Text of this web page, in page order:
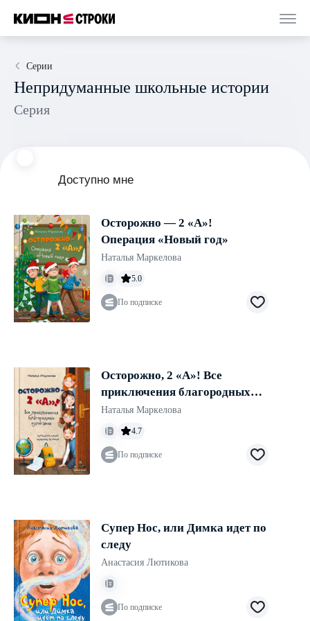
Серии
Непридуманные школьные истории
Серия
Доступно мне
Осторожно — 2 «А»!
Операция «Новый год»
Наталья Маркелова
5.0
По подписке
Осторожно, 2 «А»! Все
приключения благородных
хулиганов
Наталья Маркелова
4.7
По подписке
Супер Нос, или Димка идет по
следу
Анастасия Лютикова
По подписке